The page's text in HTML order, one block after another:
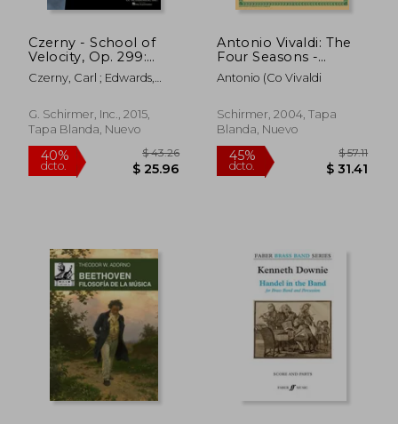
45%
dcto. $ 32.57
40%
dcto.
Czerny - School of
Velocity, Op. 299:
Schirmer
Performance Editions
Czerny, Carl ; Edwards,
G. Schirmer, Inc., 2015,
Tapa Blanda, Nuevo
Antonio Vivaldi: The
Four Seasons -
Complete Edition:
For Violin and Piano
Antonio (Co Vivaldi
Schirmer, 2004, Tapa
Blanda, Nuevo